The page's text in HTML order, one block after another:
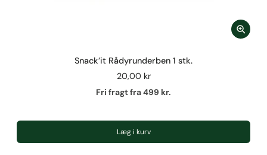
Snack’it Rådyrunderben 1 stk.
20,00 kr
Fri fragt fra 499 kr.
Læg i kurv